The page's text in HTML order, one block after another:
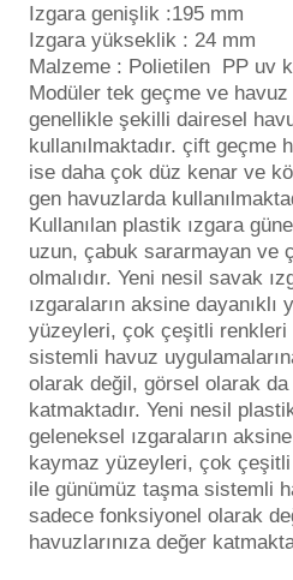
Havuz Filtre
Havuz Kış Kimyasalı
Kalsiyum Hipoklorit
Süper Pool
Tuz
Temizleyici
Endüstriyel Blower
Ayak Havuzu
Bahçe Havuz
Havuz Robotu Yedek
Dalgıç Pompa
Dezenfeksiyon
Havuz Güvenlik
Izgara genişlik :195 mm
Izgara yükseklik : 24 mm
Malzeme : Polietilen PP uv
Modüler tek geçme ve havuz
genellikle şekilli dairesel
kullanılmaktadır. çift geçme
ise daha çok düz kenar ve
gen havuzlarda
Kullanılan plastik ızgara
uzun, çabuk sararmayan ve
olmalıdır. Yeni nesil savak
ızgaraların aksine dayanıklı
yüzeyleri, çok çeşitli renkleri
sistemli havuz
olarak değil, görsel olarak da
katmaktadır. Yeni nesil
geleneksel ızgaraların
kaymaz yüzeyleri, çok
ile günümüz taşma sistemli
sadece fonksiyonel olarak
havuzlarınıza değer